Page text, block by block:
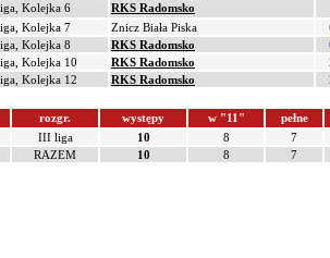
Kolejka 6 RKS Radomsko
Kolejka 7 Znicz Biała Piska
Kolejka 8 RKS Radomsko
Kolejka 10 RKS Radomsko
Kolejka 12 RKS Radomsko
rozgr. występy w "11"
pełne
III liga 10 8
7
RAZEM 10 8 7